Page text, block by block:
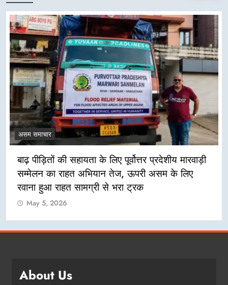
असम समाचार
बाढ़ पीड़ितों की सहायता के लिए पूर्वोत्तर प्रदेशीय मारवाड़ी
सम्मेलन का राहत अभियान तेज, ऊपरी असम के लिए
रवाना हुआ राहत सामग्री से भरा ट्रक
May 5, 2026
About Us